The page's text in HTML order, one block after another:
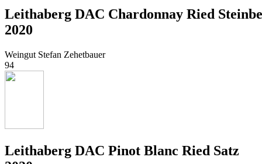
Leithaberg DAC Chardonnay Ried
2020
Weingut Stefan Zehetbauer
94
Leithaberg DAC Pinot Blanc Ried Satz